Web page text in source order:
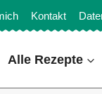
Kontakt
Alle Rezepte